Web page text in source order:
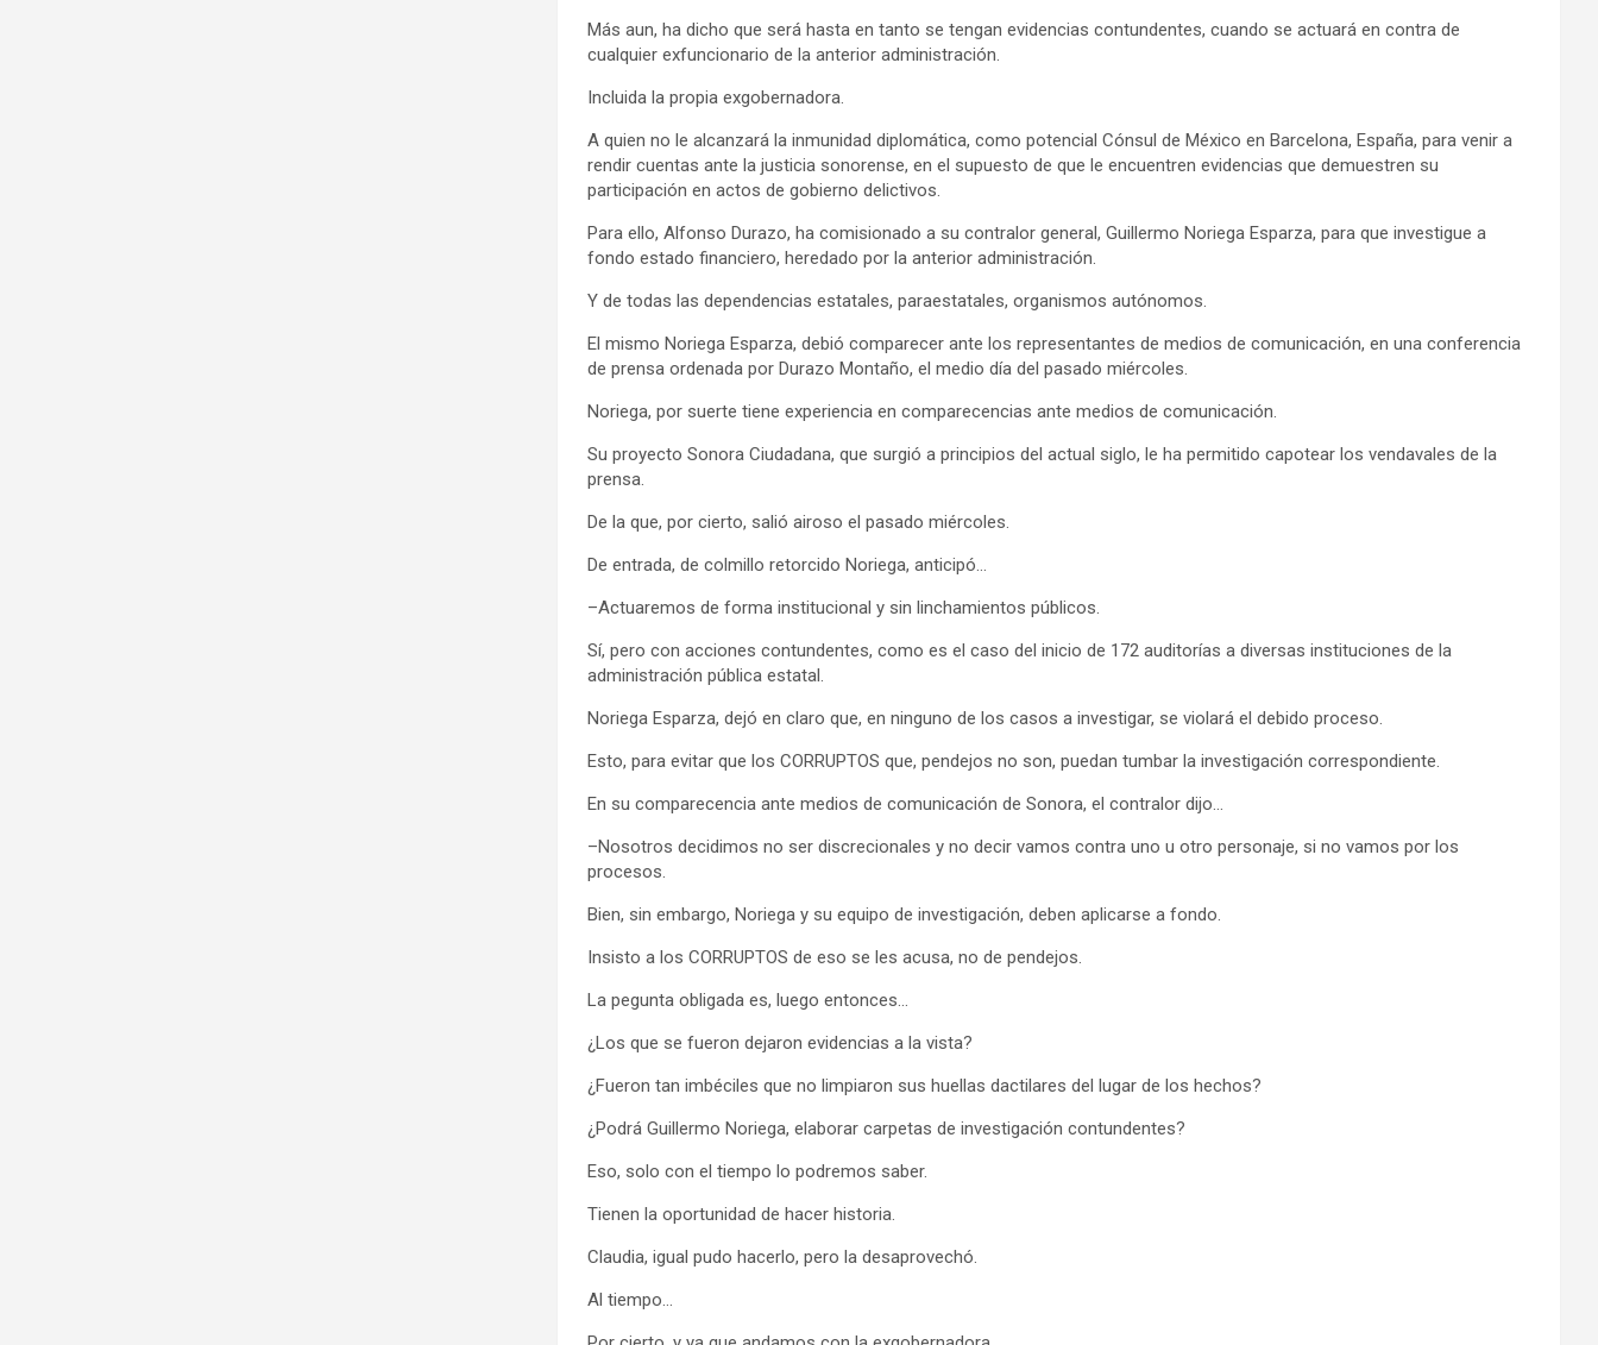
Más aun, ha dicho que será hasta en tanto se tengan evidencias contundentes, cuando se actuará en contra de
cualquier exfuncionario de la anterior administración.
Incluida la propia exgobernadora.
A quien no le alcanzará la inmunidad diplomática, como potencial Cónsul de México en Barcelona, España, para venir a
rendir cuentas ante la justicia sonorense, en el supuesto de que le encuentren evidencias que demuestren su
participación en actos de gobierno delictivos.
Para ello, Alfonso Durazo, ha comisionado a su contralor general, Guillermo Noriega Esparza, para que investigue a
fondo estado financiero, heredado por la anterior administración.
Y de todas las dependencias estatales, paraestatales, organismos autónomos.
El mismo Noriega Esparza, debió comparecer ante los representantes de medios de comunicación, en una conferencia
de prensa ordenada por Durazo Montaño, el medio día del pasado miércoles.
Noriega, por suerte tiene experiencia en comparecencias ante medios de comunicación.
Su proyecto Sonora Ciudadana, que surgió a principios del actual siglo, le ha permitido capotear los vendavales de la
prensa.
De la que, por cierto, salió airoso el pasado miércoles.
De entrada, de colmillo retorcido Noriega, anticipó…
–Actuaremos de forma institucional y sin linchamientos públicos.
Sí, pero con acciones contundentes, como es el caso del inicio de 172 auditorías a diversas instituciones de la
administración pública estatal.
Noriega Esparza, dejó en claro que, en ninguno de los casos a investigar, se violará el debido proceso.
Esto, para evitar que los CORRUPTOS que, pendejos no son, puedan tumbar la investigación correspondiente.
En su comparecencia ante medios de comunicación de Sonora, el contralor dijo…
–Nosotros decidimos no ser discrecionales y no decir vamos contra uno u otro personaje, si no vamos por los
procesos.
Bien, sin embargo, Noriega y su equipo de investigación, deben aplicarse a fondo.
Insisto a los CORRUPTOS de eso se les acusa, no de pendejos.
La pegunta obligada es, luego entonces…
¿Los que se fueron dejaron evidencias a la vista?
¿Fueron tan imbéciles que no limpiaron sus huellas dactilares del lugar de los hechos?
¿Podrá Guillermo Noriega, elaborar carpetas de investigación contundentes?
Eso, solo con el tiempo lo podremos saber.
Tienen la oportunidad de hacer historia.
Claudia, igual pudo hacerlo, pero la desaprovechó.
Al tiempo…